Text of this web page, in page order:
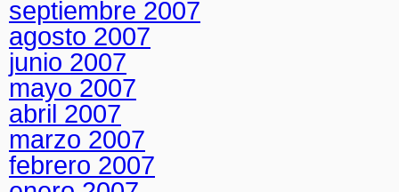
septiembre 2007
agosto 2007
junio 2007
mayo 2007
abril 2007
marzo 2007
febrero 2007